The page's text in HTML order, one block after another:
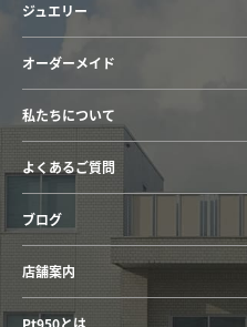
ジュエリー
オーダーメイド
私たちについて
よくあるご質問
ブログ
店舗案内